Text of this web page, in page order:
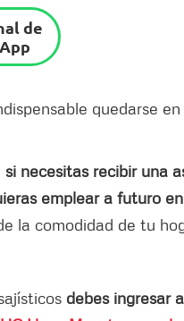
de
quedarse
si necesitas recibir una
emplear a futuro
la comodidad de tu
debes ingresar a